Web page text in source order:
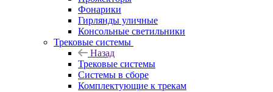
Фонарики
Гирлянды уличные
Консольные светильники
Трековые системы
Назад
Трековые системы
Системы в сборе
Комплектующие к трекам